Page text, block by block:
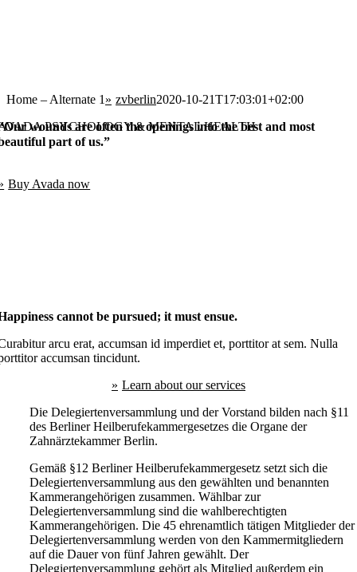
Home – Alternate 1 zvberlin2020-10-21T17:03:01+02:00
PSYCHOLOGY & MENTAL HEALTH
wounds are often the openings into the best and most
part of us.”
Buy Avada now
cannot be pursued; it must ensue.
arcu erat, accumsan id imperdiet et, porttitor at sem. Nulla
accumsan tincidunt.
Learn about our services
Die Delegiertenversammlung und der Vorstand bilden nach §11
des Berliner Heilberufekammergesetzes die Organe der
Zahnärztekammer Berlin.
Gemäß §12 Berliner Heilberufekammergesetz setzt sich die
Delegiertenversammlung aus den gewählten und benannten
Kammerangehörigen zusammen. Wählbar zur
Delegiertenversammlung sind die wahlberechtigten
Kammerangehörigen. Die 45 ehrenamtlich tätigen Mitglieder der
Delegiertenversammlung werden von den Kammermitgliedern
auf die Dauer von fünf Jahren gewählt. Der
Delegiertenversammlung gehört als Mitglied außerdem ein